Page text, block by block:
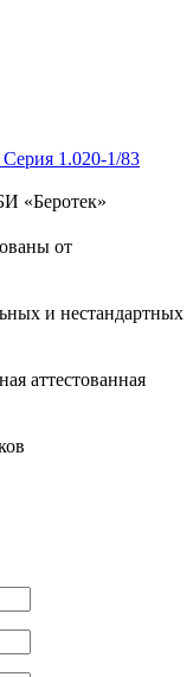
1.020-1/83
«Беротек»
от
и нестандартных
аттестованная